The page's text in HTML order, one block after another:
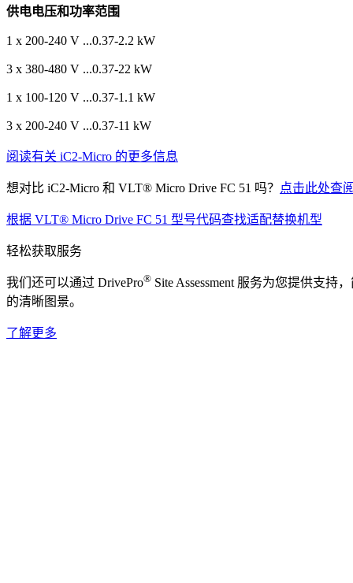
供电电压和功率范围
1 x 200-240 V ...0.37-2.2 kW
3 x 380-480 V ...0.37-22 kW
1 x 100-120 V ...0.37-1.1 kW
3 x 200-240 V ...0.37-11 kW
阅读有关 iC2-Micro 的更多信息
想对比 iC2-Micro 和 VLT® Micro Drive FC 51 吗？ 点击此处查
根据 VLT® Micro Drive FC 51 型号代码查找适配替换机型
轻松获取服务
我们还可以通过 DrivePro® Site Assessment 服务为您提供支
的清晰图景。
了解更多